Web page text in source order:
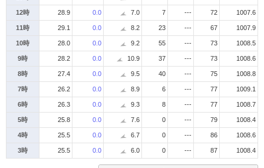
12時 28.9 0.0 7.0 7 --- 72 1007.6
11時 29.1 0.0 8.2 23 --- 67 1007.9
10時 28.0 0.0 9.2 55 --- 73 1008.5
9時 28.2 0.0 10.9 37 --- 73 1008.6
8時 27.4 0.0 9.5 40 --- 75 1008.8
7時 26.2 0.0 8.9 6 --- 77 1009.1
6時 26.3 0.0 9.3 8 --- 77 1008.7
5時 25.8 0.0 7.6 0 --- 79 1008.4
4時 25.5 0.0 6.7 0 --- 86 1008.6
3時 25.5 0.0 6.0 0 --- 87 1008.4